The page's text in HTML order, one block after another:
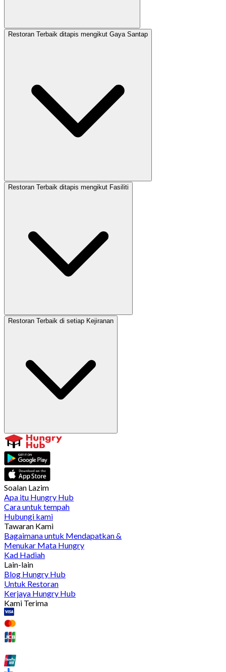
Restoran Terbaik ditapis mengikut Gaya Santap
Restoran Terbaik ditapis mengikut Fasiliti
Restoran Terbaik di setiap Kejiranan
Soalan Lazim
Apa itu Hungry Hub
Cara untuk tempah
Hubungi kami
Tawaran Kami
Bagaimana untuk Mendapatkan &
Menukar Mata Hungry
Kad Hadiah
Lain-lain
Blog Hungry Hub
Untuk Restoran
Kerjaya Hungry Hub
Kami Terima